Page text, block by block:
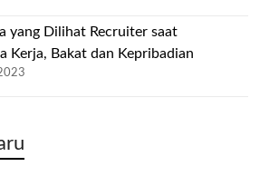
yang Dilihat Recruiter saat
Kerja, Bakat dan Kepribadian